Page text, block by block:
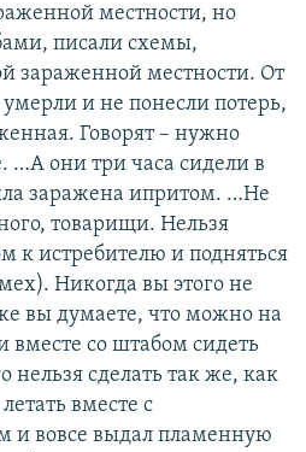
местности, но
писали схемы,
зараженной местности. От
и не понесли потерь,
Говорят – нужно
…А они три часа сидели в
заражена ипритом. …Не
товарищи. Нельзя
к истребителю и подняться
Никогда вы этого не
вы думаете, что можно на
вместе со штабом сидеть
нельзя сделать так же, как
вместе с
и вовсе выдал пламенную